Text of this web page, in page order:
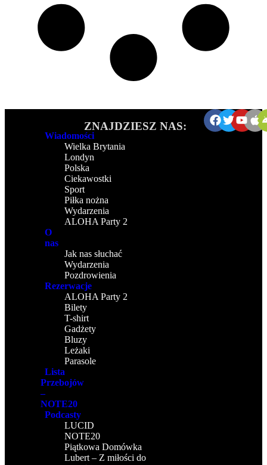
Wiadomości
Wielka Brytania
Londyn
Polska
Ciekawostki
Sport
Piłka nożna
Wydarzenia
ALOHA Party 2
O
nas
Jak nas słuchać
Wydarzenia
Pozdrowienia
Rezerwacje
ALOHA Party 2
Bilety
T-shirt
Gadżety
Bluzy
Leżaki
Parasole
Lista
Przebojów
–
NOTE20
Podcasty
LUCID
NOTE20
Piątkowa Domówka
Lubert – Z miłości do
ZNAJDZIESZ NAS: